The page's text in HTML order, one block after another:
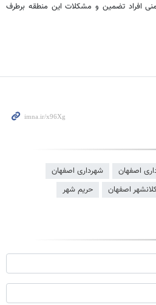
افراد تضمین و مشکلات این منطقه برطرف
شهرداری اصفهان
اصفهان
حریم شهر